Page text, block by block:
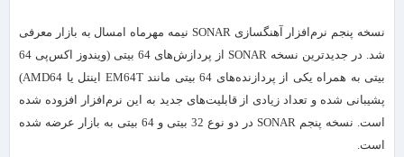
نسخه پنجم نرم‌افزار آهنگسازی SONAR نیمه مهرماه امسال به بازار معرفی
شد. در جدیدترین نسخه SONAR از پردازش‌‌های 64 بیتی (ویندوز اکس‌پی 64
بیتی به همراه یکی از پردازنده‌های 64 بیتی مانند EM64T اینتل یا AMD64)
پشیبانی شده‌ و تعداد زیادی از قابلیت‌های جدید به این نرم‌افزار افزوده شده
است. نسخه پنجم SONAR در دو نوع 32 بیتی و 64 بیتی به بازار عرضه شده
است.